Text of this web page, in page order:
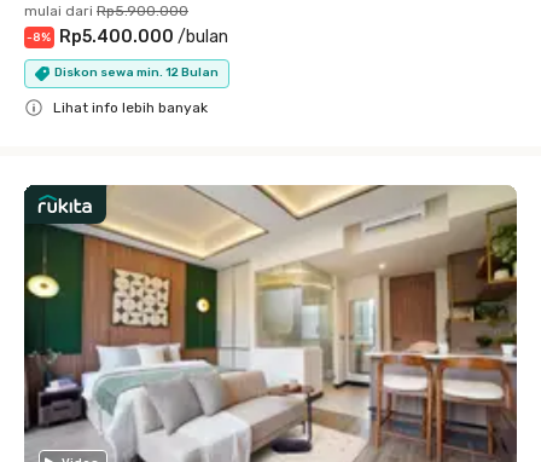
mulai dari Rp5.900.000
-8% Rp5.400.000 /bulan
Diskon sewa min. 12 Bulan
Lihat info lebih banyak